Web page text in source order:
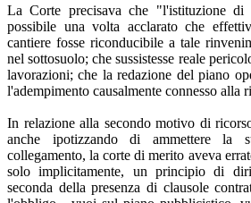
La Corte precisava che "l'istituzione di
possibile una volta acclarato che
cantiere fosse riconducibile a tale
nel sottosuolo; che sussistesse reale
lavorazioni; che la redazione del piano
l'adempimento causalmente connesso alla
In relazione alla secondo motivo di
anche ipotizzando di ammettere la
collegamento, la corte di merito aveva
solo implicitamente, un principio di
seconda della presenza di clausole